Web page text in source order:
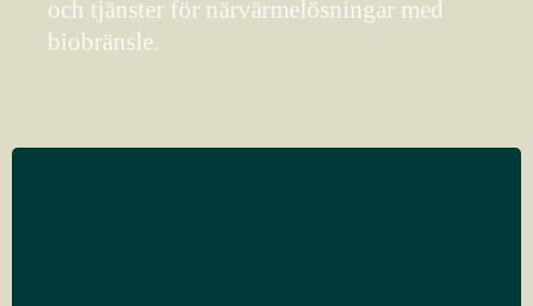
och tjänster för närvärmelösningar med
biobränsle.